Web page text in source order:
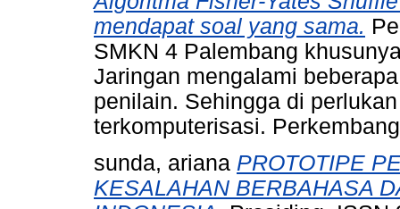
mendapat soal yang sama.
SMKN 4 Palembang
Jaringan mengalami
penilain. Sehingga di
terkomputerisasi.
sunda, ariana PROTOTIPE
KESALAHAN BERBAHASA